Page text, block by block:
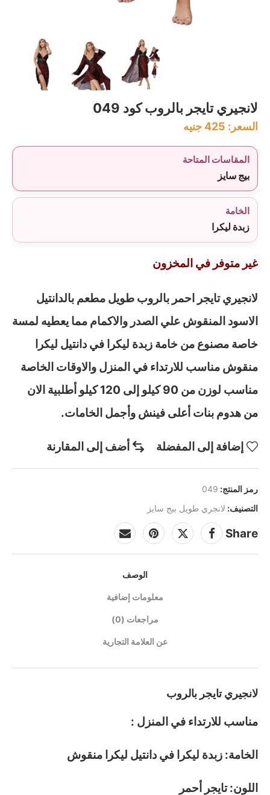
لانجيري تايجر بالروب كود 049
السعر: 425جنيه
المقاسات المتاحة
بيج سايز
الخامة
زبدة ليكرا
غير متوفر في المخزون
لانجيري تايجر احمر بالروب طويل مطعم بالدانتيل
الاسود المنقوش علي الصدر والاكمام مما يعطيه لمسة
خاصة مصنوع من خامة زبدة ليكرا في دانتيل ليكرا
منقوش مناسب للارتداء في المنزل والاوقات الخاصة
مناسب لوزن من 90 كيلو إلى 120 كيلو أطلبية الان
من هدوم بنات أعلى فينش وأجمل الخامات.
إضافة إلى المفضلة أضف إلى المقارنة
رمز المنتج: 049
التصنيف: لانجري طويل بيج سايز
Share
الوصف
معلومات إضافية
مراجعات (0)
عن العلامة التجارية
لانجيري تايجر بالروب
مناسب للارتداء في المنزل :
الخامة: زبدة ليكرا في دانتيل ليكرا منقوش
اللون: تايجر أحمر